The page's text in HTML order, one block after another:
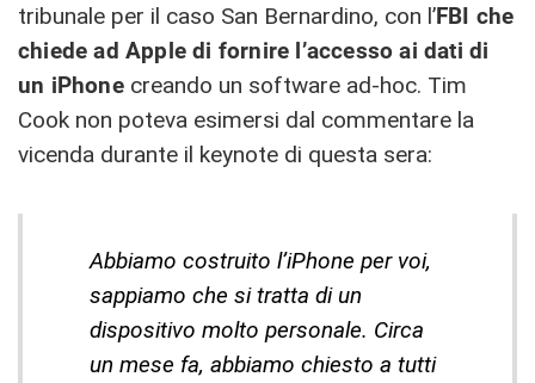
tribunale per il caso San Bernardino, con l’FBI che
chiede ad Apple di fornire l’accesso ai dati di
un iPhonecreando un software ad-hoc. Tim
Cook non poteva esimersi dal commentare la
vicenda durante il keynote di questa sera:
Abbiamo costruito l’iPhone per voi,
sappiamo che si tratta di un
dispositivo molto personale. Circa
un mese fa, abbiamo chiesto a tutti